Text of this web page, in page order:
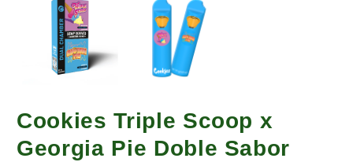
Cookies Triple Scoop x
Georgia Pie Doble Sabor